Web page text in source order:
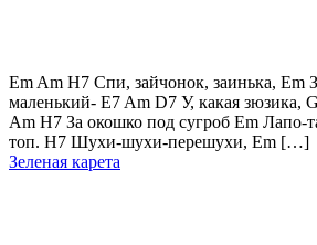
Em Am H7 Спи, зайчонок, заинька, Em
маленький- E7 Am D7 У, какая зюзика,
Am H7 За окошко под сугроб Em Лапо-
топ. H7 Шухи-шухи-перешухи, Em […]
Зеленая карета